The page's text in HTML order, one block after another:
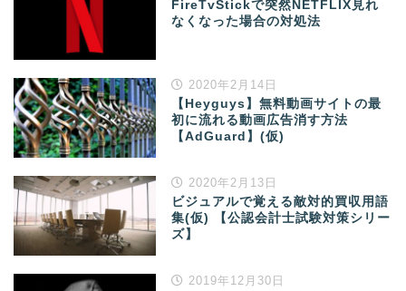
FireTvStickで突然NETFLIX見れ
なくなった場合の対処法
2020年2月14日
【Heyguys】無料動画サイトの最
初に流れる動画広告消す方法
【AdGuard】(仮)
2020年2月13日
ビジュアルで覚える敵対的買収用語
集(仮) 【公認会計士試験対策シリー
ズ】
2019年12月30日